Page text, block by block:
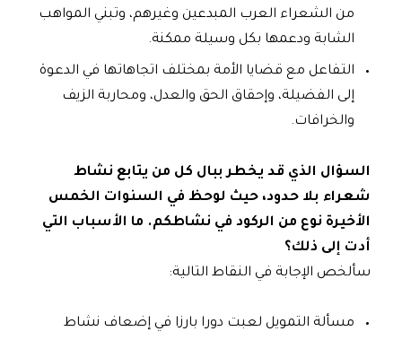
من الشعراء العرب المبدعين وغيرهم، وتبني المواهب
الشابة ودعمها بكل وسيلة ممكنة.
التفاعل مع قضايا الأمة بمختلف اتجاهاتها في الدعوة
إلى الفضيلة، وإحقاق الحق والعدل، ومحاربة الزيف
والخرافات.
السؤال الذي قد يخطر ببال كل من يتابع نشاط
شعراء بلا حدود، حيث لوحظ في السنوات الخمس
الأخيرة نوع من الركود في نشاطكم. ما الأسباب التي
أدت إلى ذلك؟
سألخص الإجابة في النقاط التالية:
مسألة التمويل لعبت دورا بارزا في إضعاف نشاط